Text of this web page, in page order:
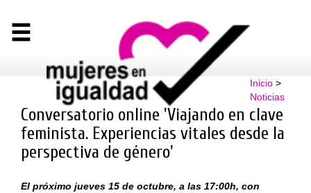
Inicio>
Noticias
Conversatorio online 'Viajando en clave
feminista. Experiencias vitales desde la
perspectiva de género'
El próximo jueves 15 de octubre, a las 17:00h, con